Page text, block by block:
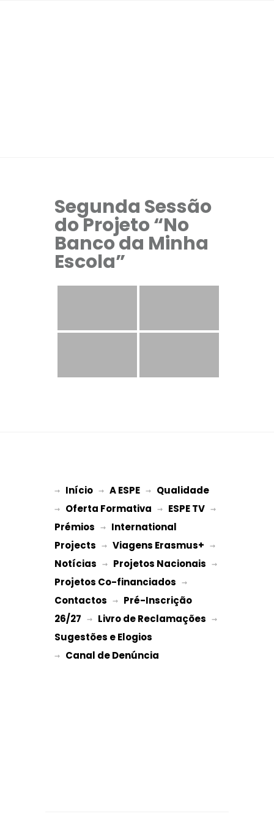
Segunda Sessão
do Projeto “No
Banco da Minha
Escola”
→ Início → A ESPE → Qualidade
→ Oferta Formativa → ESPE TV
Prémios → International
Projects → Viagens Erasmus+
Notícias → Projetos Nacionais
Projetos Co-financiados
Contactos → Pré-Inscrição
26/27 → Livro de Reclamações
Sugestões e Elogios
→